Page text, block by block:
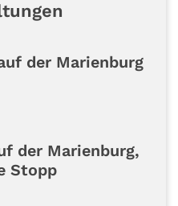
der Marienburg
der Marienburg,
Stopp